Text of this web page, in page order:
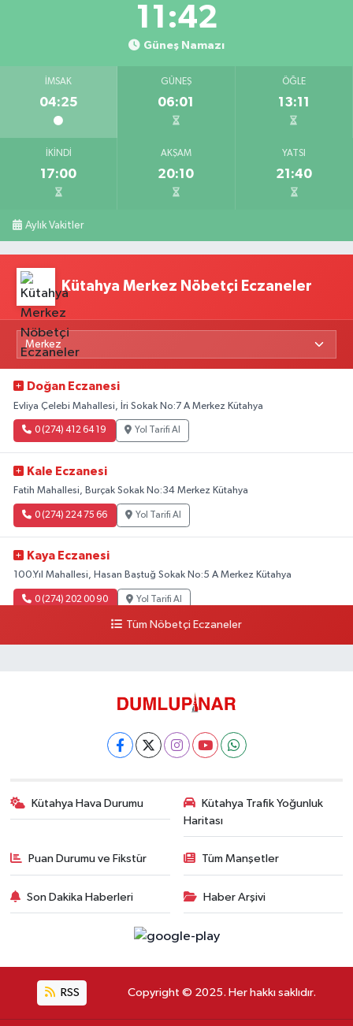
11:41
Güneş Namazı
İMSAK
04:25
GÜNEŞ
06:01
ÖĞLE
13:11
İKINDI
17:00
AKŞAM
20:10
YATSI
21:40
Aylık Vakitler
Kütahya Merkez Nöbetçi Eczaneler
Doğan Eczanesi
Evliya Çelebi Mahallesi, İri Sokak No:7 A Merkez Kütahya
0 (274) 412 64 19 Yol Tarifi Al
Kale Eczanesi
Fatih Mahallesi, Burçak Sokak No:34 Merkez Kütahya
0 (274) 224 75 66 Yol Tarifi Al
Kaya Eczanesi
100.Yıl Mahallesi, Hasan Baştuğ Sokak No:5 A Merkez Kütahya
0 (274) 202 00 90 Yol Tarifi Al
Tüm Nöbetçi Eczaneler
Kütahya Hava Durumu
Kütahya Trafik Yoğunluk
Haritası
Puan Durumu ve Fikstür Tüm Manşetler
Son Dakika Haberleri Haber Arşivi
RSS Copyright © 2025. Her hakkı saklıdır.